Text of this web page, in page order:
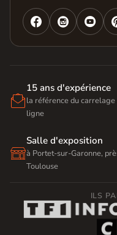
  

15 ans d'expérience
la référence du carrelage
ligne

Salle d'exposition
à Portet-sur-Garonne,
Toulouse
ILS